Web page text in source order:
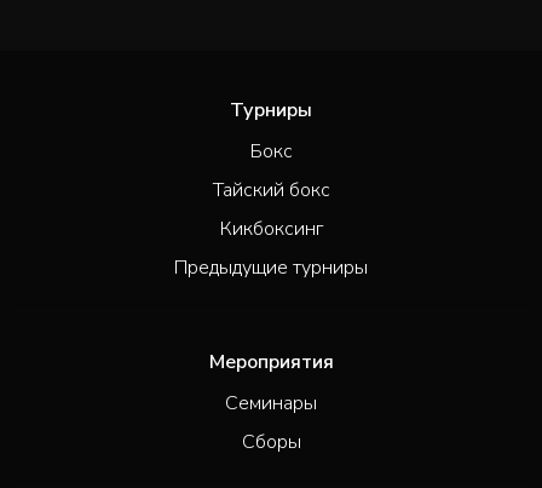
Турниры
Бокс
Тайский бокс
Кикбоксинг
Предыдущие турниры
Мероприятия
Семинары
Сборы